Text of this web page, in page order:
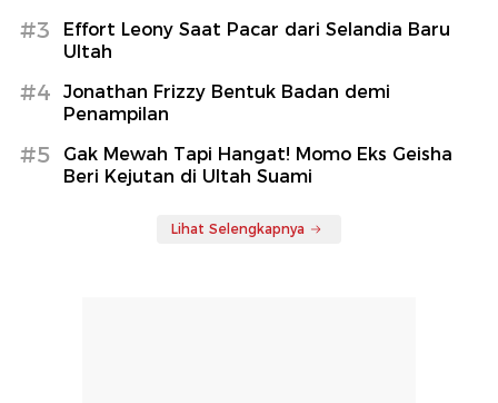
#3
Effort Leony Saat Pacar dari Selandia Baru
Ultah
#4
Jonathan Frizzy Bentuk Badan demi
Penampilan
#5
Gak Mewah Tapi Hangat! Momo Eks Geisha
Beri Kejutan di Ultah Suami
Lihat Selengkapnya